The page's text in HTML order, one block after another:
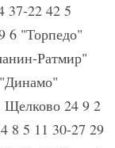
37-22 42 5
6 "Торпедо"
Ратмир"
Щелково 24 9 2
8 5 11 30-27 29